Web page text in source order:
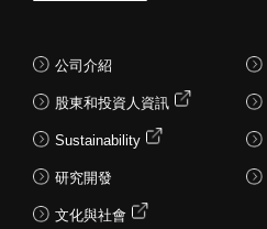
公司介紹
股東和投資人資訊
Sustainability
研究開發
文化與社會